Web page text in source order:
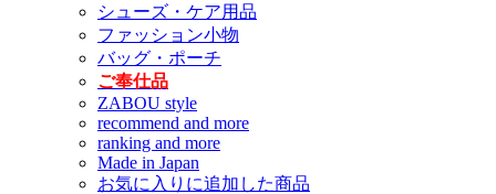
シューズ・ケア用品
ファッション小物
バッグ・ポーチ
ご奉仕品
ZABOU style
recommend and more
ranking and more
Made in Japan
お気に入りに追加した商品